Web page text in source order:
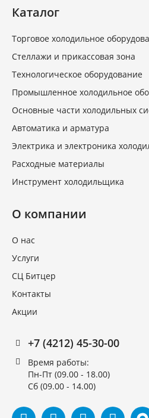
Каталог
Торговое холодильное
Стеллажи и прикассовая зона
Технологическое оборудование
Промышленное холодильное
Основные части холодильных
Автоматика и арматура
Электрика и электроника
Расходные материалы
Инструмент холодильщика
О компании
О нас
Услуги
СЦ Битцер
Контакты
Акции
+7 (4212) 45-30-00
Время работы:
Пн-Пт (09.00 - 18.00)
Сб (09.00 - 14.00)